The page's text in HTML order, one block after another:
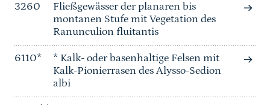
3260
Fließgewässer der planaren bis
montanen Stufe mit Vegetation des
Ranunculion fluitantis
6110*
* Kalk- oder basenhaltige Felsen mit
Kalk-Pionierrasen des Alysso-Sedion
albi